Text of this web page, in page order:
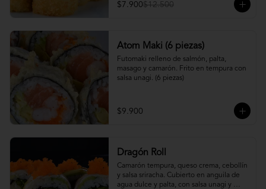
$7.900$12.500
Atom Maki (6 piezas)
Futomaki relleno de salmón, palta,
masago y camarón. Frito en tempura con
salsa unagi. (6 piezas)
$9.900
Dragón Roll
Camarón tempura, queso crema, cebollín
y salsa sriracha. Cubierto en anguila de
agua dulce y palta, con salsa unagi y